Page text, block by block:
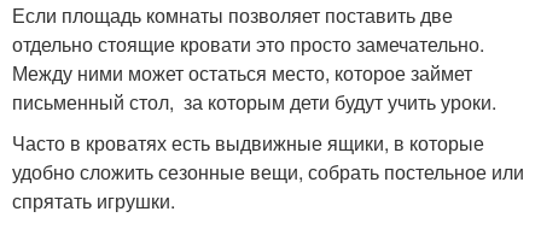
Если площадь комнаты позволяет поставить две
отдельно стоящие кровати это просто замечательно.
Между ними может остаться место, которое займет
письменный стол, за которым дети будут учить уроки.
Часто в кроватях есть выдвижные ящики, в которые
удобно сложить сезонные вещи, собрать постельное или
спрятать игрушки.